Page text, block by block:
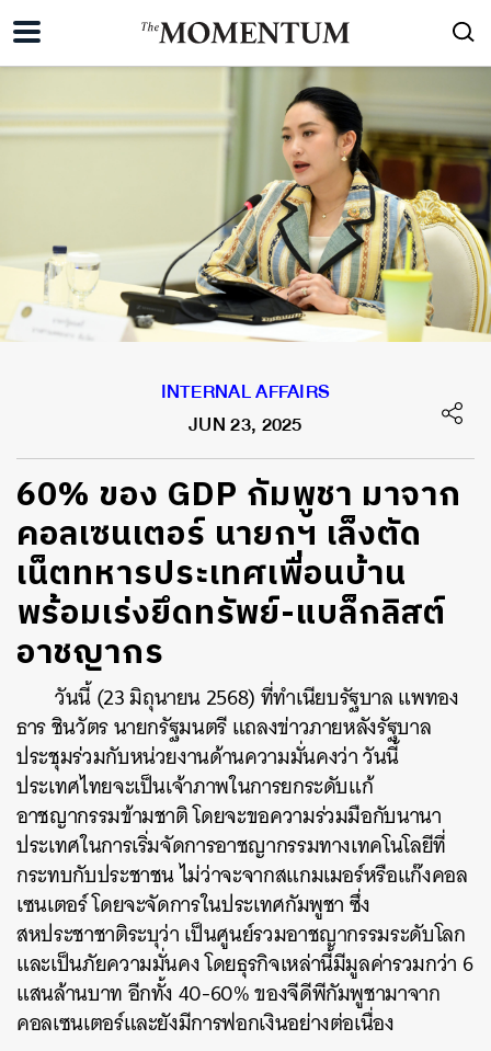
INTERNAL AFFAIRS
JUN 23, 2025
60% ของ GDP กัมพูชา มาจาก
คอลเซนเตอร์ นายกฯ เล็งตัด
เน็ตทหารประเทศเพื่อนบ้าน
พร้อมเร่งยึดทรัพย์-แบล็กลิสต์
อาชญากร
วันนี้ (23 มิถุนายน 2568) ที่ทำเนียบรัฐบาล แพทอง
ธาร ชินวัตร นายกรัฐมนตรี แถลงข่าวภายหลังรัฐบาล
ประชุมร่วมกับหน่วยงานด้านความมั่นคงว่า วันนี้
ประเทศไทยจะเป็นเจ้าภาพในการยกระดับแก้
อาชญากรรมข้ามชาติ โดยจะขอความร่วมมือกับนานา
ประเทศในการเริ่มจัดการอาชญากรรมทางเทคโนโลยีที่
กระทบกับประชาชน ไม่ว่าจะจากสแกมเมอร์หรือแก๊งคอล
เซนเตอร์ โดยจะจัดการในประเทศกัมพูชา ซึ่ง
สหประชาชาติระบุว่า เป็นศูนย์รวมอาชญากรรมระดับโลก
และเป็นภัยความมั่นคง โดยธุรกิจเหล่านี้มีมูลค่ารวมกว่า 6
แสนล้านบาท อีกทั้ง 40-60% ของจีดีพีกัมพูชามาจาก
คอลเซนเตอร์และยังมีการฟอกเงินอย่างต่อเนื่อง